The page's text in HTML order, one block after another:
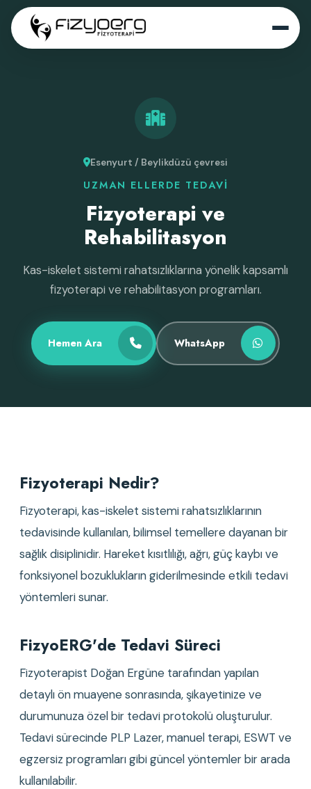
Esenyurt / Beylikdüzü çevresi
UZMAN ELLERDE TEDAVI
Fizyoterapi ve
Rehabilitasyon
Kas-iskelet sistemi rahatsızlıklarına yönelik kapsamlı
fizyoterapi ve rehabilitasyon programları.
Hemen Ara WhatsApp
Fizyoterapi Nedir?
Fizyoterapi, kas-iskelet sistemi rahatsızlıklarının
tedavisinde kullanılan, bilimsel temellere dayanan bir
sağlık disiplinidir. Hareket kısıtlılığı, ağrı, güç kaybı ve
fonksiyonel bozuklukların giderilmesinde etkili tedavi
yöntemleri sunar.
FizyoERG'de Tedavi Süreci
Fizyoterapist Doğan Ergüne tarafından yapılan
detaylı ön muayene sonrasında, şikayetinize ve
durumunuza özel bir tedavi protokolü oluşturulur.
Tedavi sürecinde PLP Lazer, manuel terapi, ESWT ve
egzersiz programları gibi güncel yöntemler bir arada
kullanılabilir.